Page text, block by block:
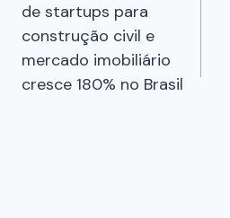
de startups para
construção civil e
mercado imobiliário
cresce 180% no Brasil